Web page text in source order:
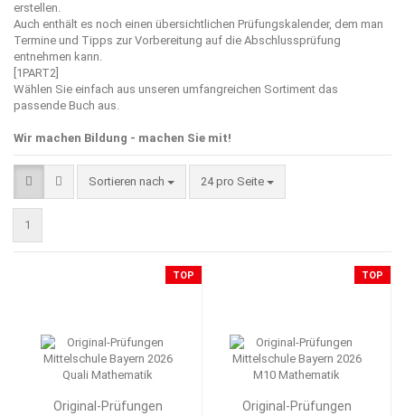
erstellen.
Auch enthält es noch einen übersichtlichen Prüfungskalender, dem man
Termine und Tipps zur Vorbereitung auf die Abschlussprüfung
entnehmen kann.
[1PART2]
Wählen Sie einfach aus unseren umfangreichen Sortiment das
passende Buch aus.
Wir machen Bildung - machen Sie mit!
Sortieren nach
Sortieren nach 24 pro Seite
pro Seite
1
TOP
Original-Prüfungen
TOP
Original-Prüfungen